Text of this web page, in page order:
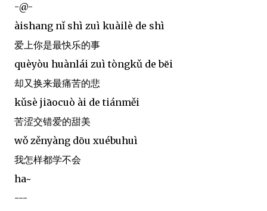
-@-
àishang nǐ shì zuì kuàilè de shì
爱上你是最快乐的事
quèyòu huànlái zuì tòngkǔ de bēi
却又换来最痛苦的悲
kǔsè jiāocuò ài de tiánměi
苦涩交错爱的甜美
wǒ zěnyàng dōu xuébuhuì
我怎样都学不会
ha~
---